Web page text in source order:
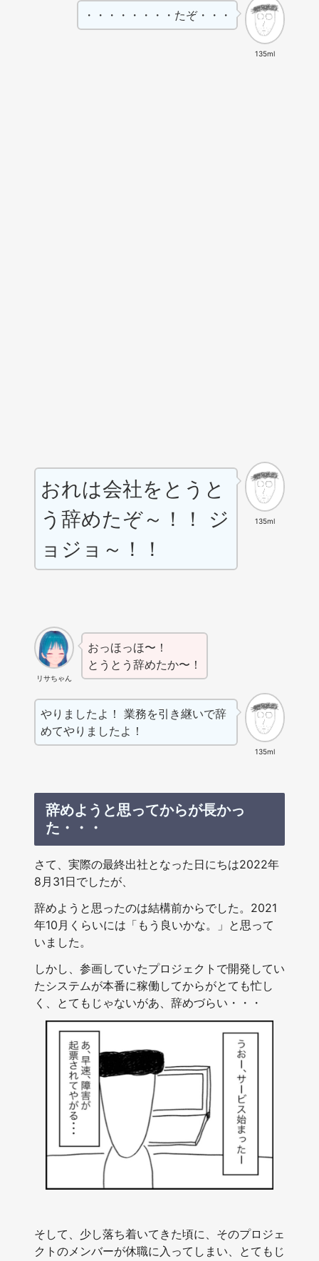
135ml
・・・・・・・・たぞ・・・
135ml
おれは会社をとうと
う辞めたぞ～！！
ジ
ョジョ～！！
リサちゃん
おっほっほ〜！
とうとう辞めたか〜！
135ml
やりましたよ！ 業務を引き継いで辞
めてやりましたよ！
辞めようと思ってからが長かっ
た・・・
さて、実際の最終出社となった日にちは2022年
8月31日でしたが、
辞めようと思ったのは結構前からでした。2021
年10月くらいには「もう良いかな。」と思って
いました。
しかし、参画していたプロジェクトで開発してい
たシステムが本番に稼働してからがとても忙し
く、とてもじゃないがあ、辞めづらい・・・
そして、少し落ち着いてきた頃に、そのプロジェ
クトのメンバーが休職に入ってしまい、とてもじ